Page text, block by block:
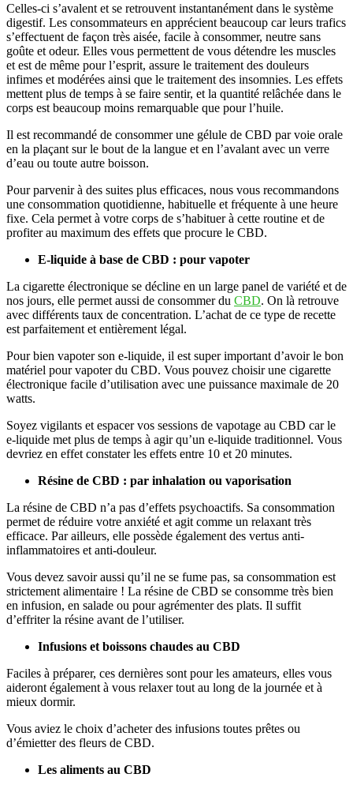
Celles-ci s’avalent et se retrouvent instantanément dans le système
digestif. Les consommateurs en apprécient beaucoup car leurs trafics
s’effectuent de façon très aisée, facile à consommer, neutre sans
goûte et odeur. Elles vous permettent de vous détendre les muscles
et est de même pour l’esprit, assure le traitement des douleurs
infimes et modérées ainsi que le traitement des insomnies. Les effets
mettent plus de temps à se faire sentir, et la quantité relâchée dans le
corps est beaucoup moins remarquable que pour l’huile.
Il est recommandé de consommer une gélule de CBD par voie orale
en la plaçant sur le bout de la langue et en l’avalant avec un verre
d’eau ou toute autre boisson.
Pour parvenir à des suites plus efficaces, nous vous recommandons
une consommation quotidienne, habituelle et fréquente à une heure
fixe. Cela permet à votre corps de s’habituer à cette routine et de
profiter au maximum des effets que procure le CBD.
E-liquide à base de CBD : pour vapoter
La cigarette électronique se décline en un large panel de variété et de
nos jours, elle permet aussi de consommer du CBD. On là retrouve
avec différents taux de concentration. L’achat de ce type de recette
est parfaitement et entièrement légal.
Pour bien vapoter son e-liquide, il est super important d’avoir le bon
matériel pour vapoter du CBD. Vous pouvez choisir une cigarette
électronique facile d’utilisation avec une puissance maximale de 20
watts.
Soyez vigilants et espacer vos sessions de vapotage au CBD car le
e-liquide met plus de temps à agir qu’un e-liquide traditionnel. Vous
devriez en effet constater les effets entre 10 et 20 minutes.
Résine de CBD : par inhalation ou vaporisation
La résine de CBD n’a pas d’effets psychoactifs. Sa consommation
permet de réduire votre anxiété et agit comme un relaxant très
efficace. Par ailleurs, elle possède également des vertus anti-
inflammatoires et anti-douleur.
Vous devez savoir aussi qu’il ne se fume pas, sa consommation est
strictement alimentaire ! La résine de CBD se consomme très bien
en infusion, en salade ou pour agrémenter des plats. Il suffit
d’effriter la résine avant de l’utiliser.
Infusions et boissons chaudes au CBD
Faciles à préparer, ces dernières sont pour les amateurs, elles vous
aideront également à vous relaxer tout au long de la journée et à
mieux dormir.
Vous aviez le choix d’acheter des infusions toutes prêtes ou
d’émietter des fleurs de CBD.
Les aliments au CBD